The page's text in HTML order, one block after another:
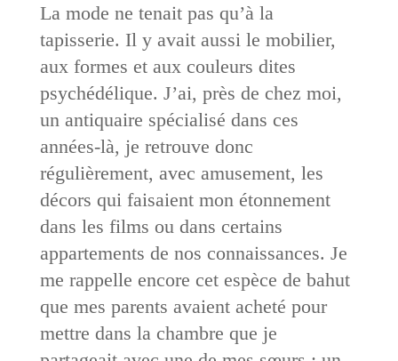
La mode ne tenait pas qu’à la
tapisserie. Il y avait aussi le mobilier,
aux formes et aux couleurs dites
psychédélique. J’ai, près de chez moi,
un antiquaire spécialisé dans ces
années-là, je retrouve donc
régulièrement, avec amusement, les
décors qui faisaient mon étonnement
dans les films ou dans certains
appartements de nos connaissances. Je
me rappelle encore cet espèce de bahut
que mes parents avaient acheté pour
mettre dans la chambre que je